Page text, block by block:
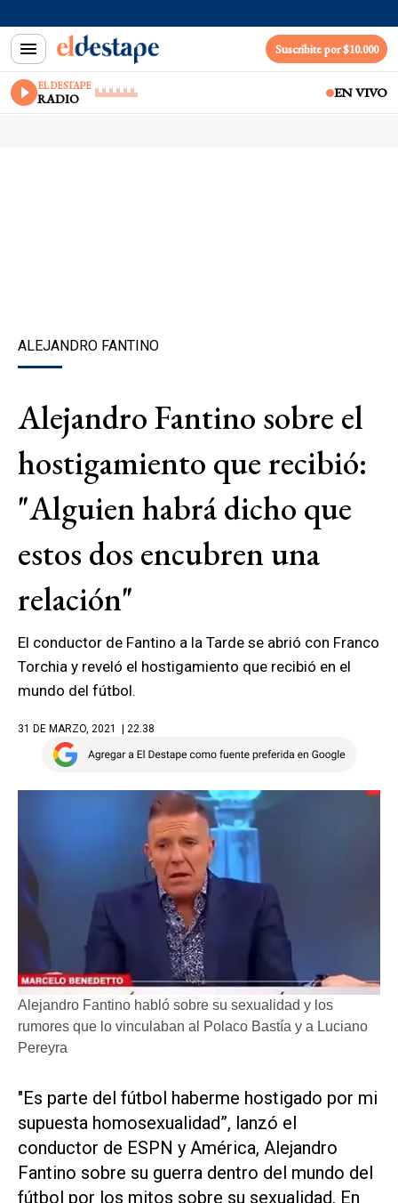
Suscribite por $10.000
EL DESTAPE
RADIO EN VIVO
ALEJANDRO FANTINO
Alejandro Fantino sobre el
hostigamiento que recibió:
"Alguien habrá dicho que
estos dos encubren una
relación"
El conductor de Fantino a la Tarde se abrió con Franco
Torchia y reveló el hostigamiento que recibió en el
mundo del fútbol.
31 DE MARZO, 2021 | 22.38
Alejandro Fantino habló sobre su sexualidad y los
rumores que lo vinculaban al Polaco Bastía y a Luciano
Pereyra
"Es parte del fútbol haberme hostigado por mi
supuesta homosexualidad”, lanzó el
conductor de ESPN y América, Alejandro
Fantino sobre su guerra dentro del mundo del
fútbol por los mitos sobre su sexualidad. En